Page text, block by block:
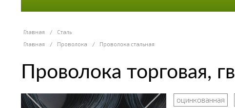
Главная /
Сталь
Главная
/ Проволока / Проволока стальная
Проволока торговая,
оцинкованная